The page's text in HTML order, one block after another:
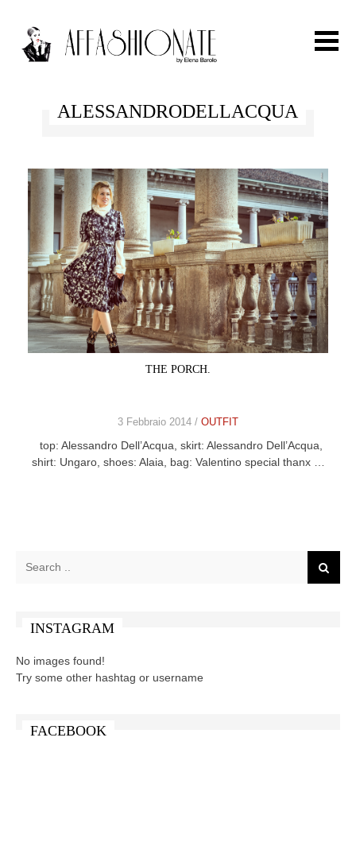
FASHION
OUTFIT
BEAUTY
TRAVEL
PARTIES
VIDEO
PRESS
ALESSANDRODELLACQUA
THE PORCH.
3 Febbraio 2014 / OUTFIT
top: Alessandro Dell’Acqua, skirt: Alessandro Dell’Acqua,
shirt: Ungaro, shoes: Alaia, bag: Valentino special thanx …
INSTAGRAM
No images found!
Try some other hashtag or username
FACEBOOK